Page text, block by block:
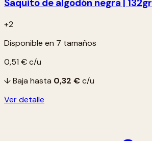
Saquito de algodón negra |
+2
Disponible en 7 tamaños
0,51 €c/u
↓ Baja hasta 0,32 €c/u
Ver detalle